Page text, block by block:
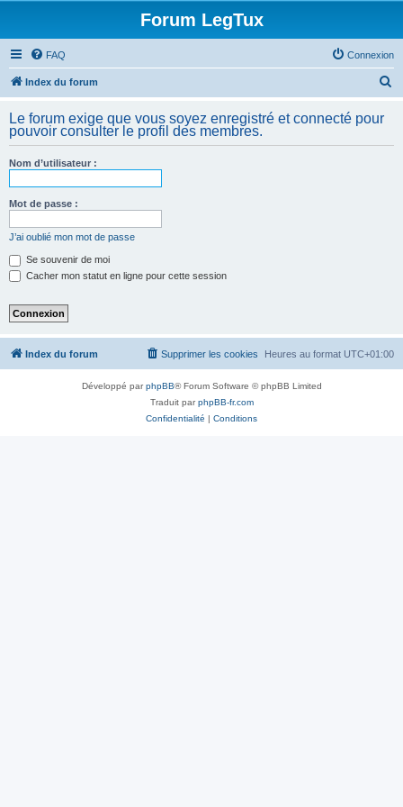
Forum LegTux
FAQ Connexion
Index du forum
h
Le forum exige que vous soyez enregistré et connecté pour
pouvoir consulter le profil des membres.
Nom d’utilisateur :
Mot de passe :
J’ai oublié mon mot de passe
Se souvenir de moi
Cacher mon statut en ligne pour cette session
Index du forum Heures au format UTC+01:00
Supprimer les cookies
Développé parphpBB® Forum Software © phpBB Limited
Traduit parphpBB-fr.com
Confidentialité | Conditions